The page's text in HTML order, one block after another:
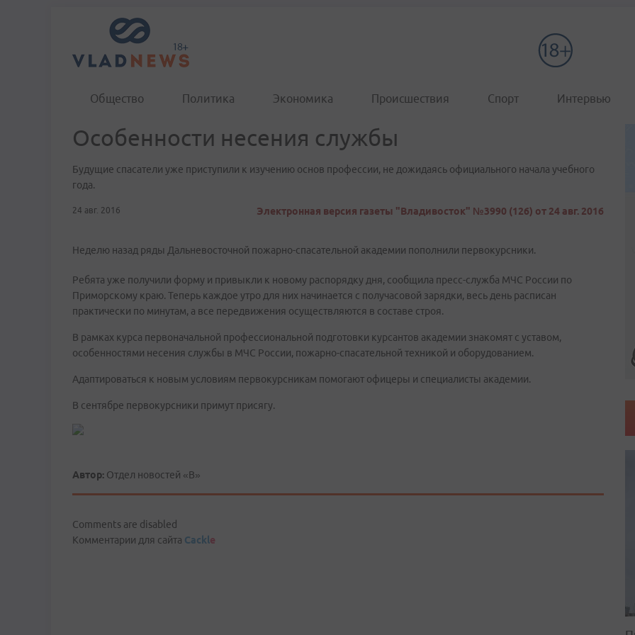
Общество Политика Экономика Происшествия Спорт Интервью
Особенности несения службы
Будущие спасатели уже приступили к изучению основ профессии, не дожидаясь официального начала учебного
года.
24 авг. 2016 Электронная версия газеты "Владивосток" №3990 (126) от 24 авг. 2016
Неделю назад ряды Дальневосточной пожарно-спасательной академии пополнили первокурсники.
Ребята уже получили форму и привыкли к новому распорядку дня, сообщила пресс-служба МЧС России по
Приморскому краю. Теперь каждое утро для них начинается с получасовой зарядки, весь день расписан
практически по минутам, а все передвижения осуществляются в составе строя.
В рамках курса первоначальной профессиональной подготовки курсантов академии знакомят с уставом,
особенностями несения службы в МЧС России, пожарно-спасательной техникой и оборудованием.
Адаптироваться к новым условиям первокурсникам помогают офицеры и специалисты академии.
В сентябре первокурсники примут присягу.
Автор: Отдел новостей «В»
Comments are disabled
Комментарии для сайта Cackle